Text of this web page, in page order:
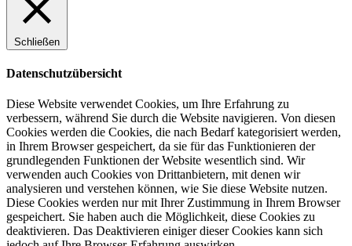
Schließen
Datenschutzübersicht
Diese Website verwendet Cookies, um Ihre Erfahrung zu
verbessern, während Sie durch die Website navigieren. Von diesen
Cookies werden die Cookies, die nach Bedarf kategorisiert werden,
in Ihrem Browser gespeichert, da sie für das Funktionieren der
grundlegenden Funktionen der Website wesentlich sind. Wir
verwenden auch Cookies von Drittanbietern, mit denen wir
analysieren und verstehen können, wie Sie diese Website nutzen.
Diese Cookies werden nur mit Ihrer Zustimmung in Ihrem Browser
gespeichert. Sie haben auch die Möglichkeit, diese Cookies zu
deaktivieren. Das Deaktivieren einiger dieser Cookies kann sich